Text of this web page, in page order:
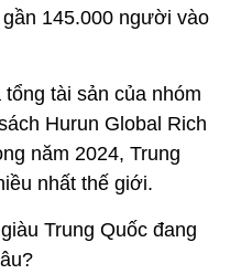
145.000 người vào
tài sản của nhóm
Hurun Global Rich
năm 2024, Trung
nhất thế giới.
Trung Quốc đang